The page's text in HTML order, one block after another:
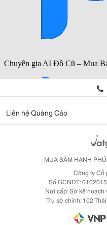
Liên hệ Quảng Cáo
MUA SẮM HẠNH
Công ty Cổ
Số GCNDT:
Nơi cấp: Sở kế
Trụ sở chính: 102